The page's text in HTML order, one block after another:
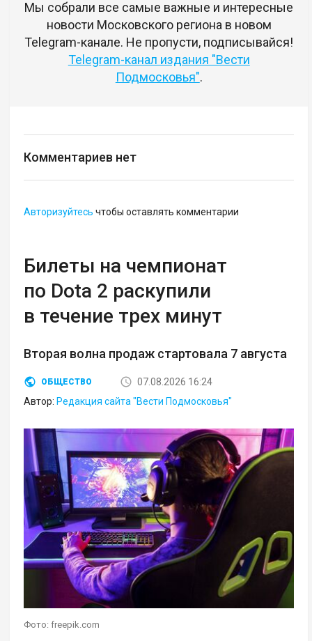
Мы собрали все самые важные и интересные
новости Московского региона в новом
Telegram-канале. Не пропусти, подписывайся!
Telegram-канал издания "Вести
Подмосковья".
Комментариев нет
Авторизуйтесь чтобы оставлять комментарии
Билеты на чемпионат
по Dota 2 раскупили
в течение трех минут
Вторая волна продаж стартовала 7 августа
ОБЩЕСТВО
07.08.2026 16:24
Автор: Редакция сайта "Вести Подмосковья"
Фото: freepik.com